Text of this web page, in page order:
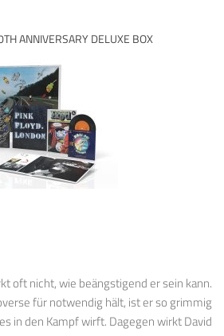
ANNIVERSARY DELUXE BOX
oft nicht, wie beängstigend er sein kann.
für notwendig hält, ist er so grimmig
in den Kampf wirft. Dagegen wirkt David